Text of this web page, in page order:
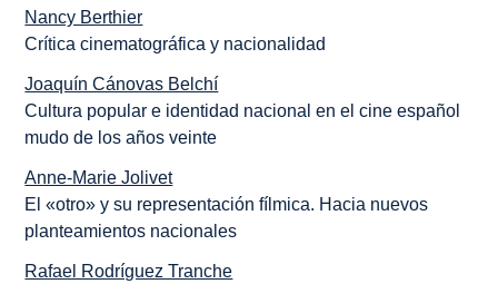
Nancy Berthier
Crítica cinematográfica y nacionalidad
Joaquín Cánovas Belchí
Cultura popular e identidad nacional en el cine español
mudo de los años veinte
Anne-Marie Jolivet
El «otro» y su representación fílmica. Hacia nuevos
planteamientos nacionales
Rafael Rodríguez Tranche